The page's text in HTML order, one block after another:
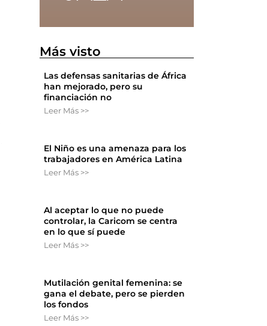
Más visto
Las defensas sanitarias de África
han mejorado, pero su
financiación no
Leer Más >>
El Niño es una amenaza para los
trabajadores en América Latina
Leer Más >>
Al aceptar lo que no puede
controlar, la Caricom se centra
en lo que sí puede
Leer Más >>
Mutilación genital femenina: se
gana el debate, pero se pierden
los fondos
Leer Más >>